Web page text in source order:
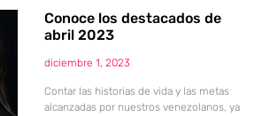
Conoce los destacados de
abril 2023
diciembre 1, 2023
Contar las historias de vida y las metas
alcanzadas por nuestros venezolanos, ya